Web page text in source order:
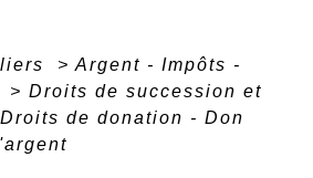
> Argent - Impôts -
> Droits de succession et
Droits de donation - Don